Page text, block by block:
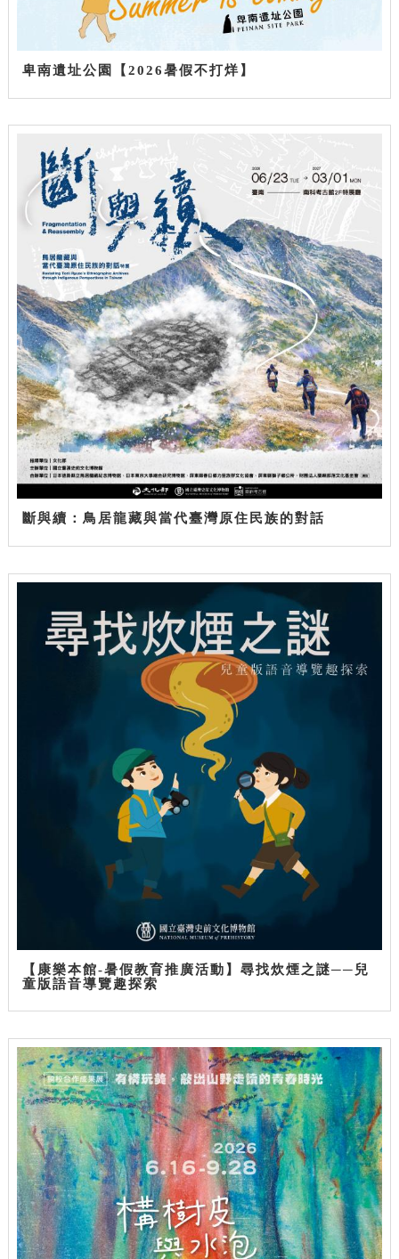
卑南遺址公園【2026暑假不打烊】
斷與續：鳥居龍藏與當代臺灣原住民族的對話
【康樂本館-暑假教育推廣活動】尋找炊煙之謎──兒
童版語音導覽趣探索